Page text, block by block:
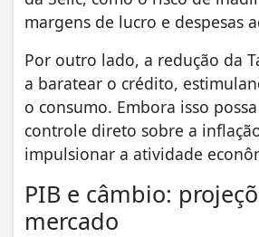
margens de lucro e despesas
Por outro lado, a redução da
a baratear o crédito,
o consumo. Embora isso
controle direto sobre a
impulsionar a atividade
PIB e câmbio:
mercado